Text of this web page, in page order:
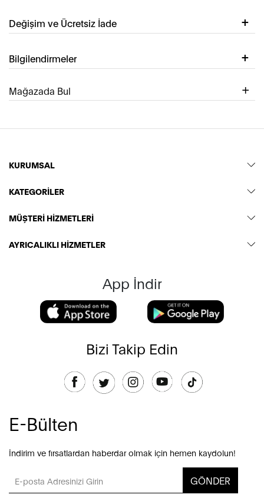
Değişim ve Ücretsiz İade
Bilgilendirmeler
Mağazada Bul
KURUMSAL
KATEGORİLER
MÜŞTERİ HİZMETLERİ
AYRICALIKLI HİZMETLER
App İndir
Bizi Takip Edin
E-Bülten
İndirim ve fırsatlardan haberdar olmak için hemen kaydolun!
GÖNDER